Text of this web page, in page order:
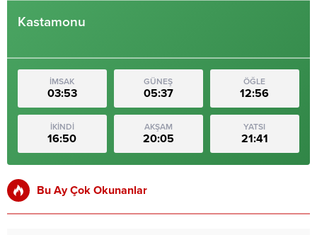
Kastamonu
İMSAK
03:53
GÜNEŞ
05:37
ÖĞLE
12:56
İKİNDİ
16:50
AKŞAM
20:05
YATSI
21:41
Bu Ay Çok Okunanlar